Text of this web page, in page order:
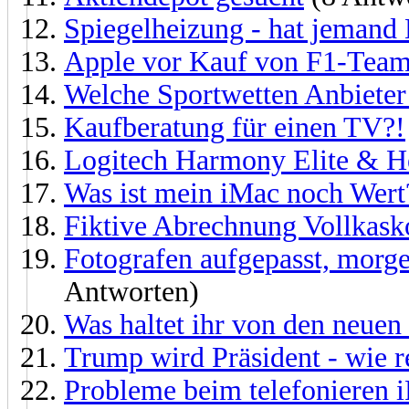
Spiegelheizung - hat
Apple vor Kauf von F1-
Welche Sportwetten
Kaufberatung für einen TV?!
Logitech Harmony Elite &
Was ist mein iMac noch
Fiktive Abrechnung
Fotografen aufgepasst,
Antworten)
Was haltet ihr von den
Trump wird Präsident - wie
Probleme beim telefonieren